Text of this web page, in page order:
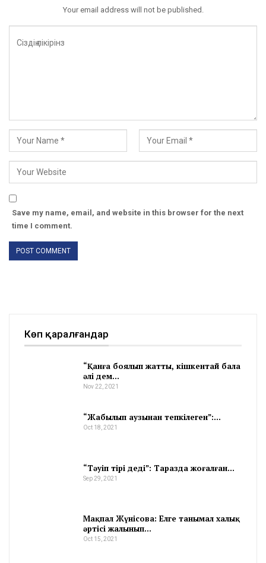
Your email address will not be published.
Save my name, email, and website in this browser for the next
time I comment.
Көп қаралғандар
“Қанға боялып жатты, кішкентай бала
әлі дем…
Nov 22, 2021
“Жабылып аузынан тепкілеген”:…
Oct 18, 2021
“Тәуіп тірі деді”: Таразда жоғалған…
Sep 29, 2021
Мақпал Жүнісова: Елге танымал халық
әртісі жалынып…
Oct 15, 2021